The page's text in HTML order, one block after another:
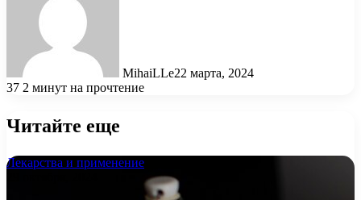
MihaiLLe22 марта, 2024
37 2 минут на прочтение
Читайте еще
Лекарства и применение